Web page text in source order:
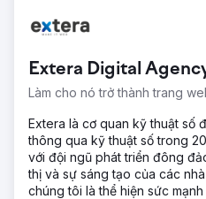
Extera Digital
Làm cho nó trở thành trang
Extera là cơ quan kỹ thuật số
thông qua kỹ thuật số trong
với đội ngũ phát triển đông
thị và sự sáng tạo của các
chúng tôi là thể hiện sức